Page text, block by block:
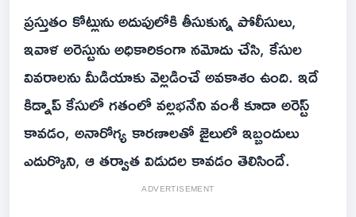
ప్రస్తుతం కోట్లును అదుపులోకి తీసుకున్న పోలీసులు,
ఇవాళ అరెస్టును అధికారికంగా నమోదు చేసి, కేసుల
వివరాలను మీడియాకు వెల్లడించే అవకాశం ఉంది. ఇదే
కిడ్నాప్ కేసులో గతంలో వల్లభనేని వంశీ కూడా అరెస్ట్
కావడం, అనారోగ్య కారణాలతో జైలులో ఇబ్బందులు
ఎదుర్కొని, ఆ తర్వాత విడుదల కావడం తెలిసిందే.
ADVERTISEMENT